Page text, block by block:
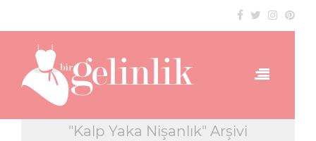
"Kalp Yaka Nişanlık" Arşivi